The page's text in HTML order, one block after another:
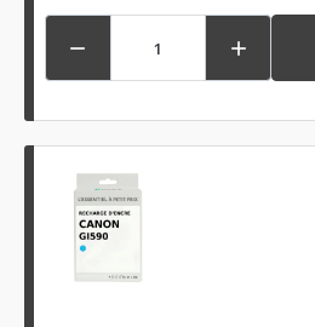
 